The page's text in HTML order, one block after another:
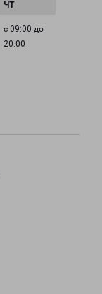
с 09:00 до
20:00